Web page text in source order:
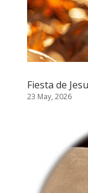
Fiesta de
23 May, 2026